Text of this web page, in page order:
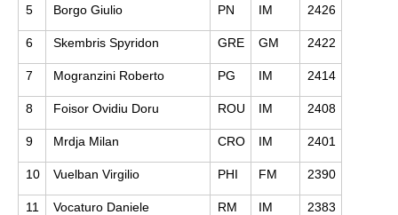
5 Borgo Giulio PN IM 2426
6 Skembris Spyridon GRE GM 2422
7 Mogranzini Roberto PG IM 2414
8 Foisor Ovidiu Doru ROU IM 2408
9 Mrdja Milan CRO IM 2401
10 Vuelban Virgilio PHI FM 2390
11 Vocaturo Daniele RM IM 2383